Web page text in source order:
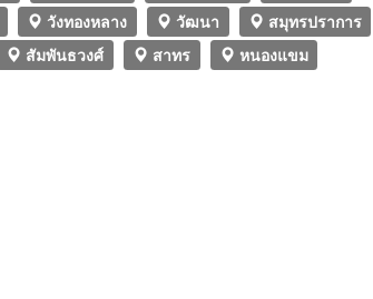
วังทองหลาง วัฒนา
สมุทรปราการ
สัมพันธวงศ์ สาทร
หนองแขม